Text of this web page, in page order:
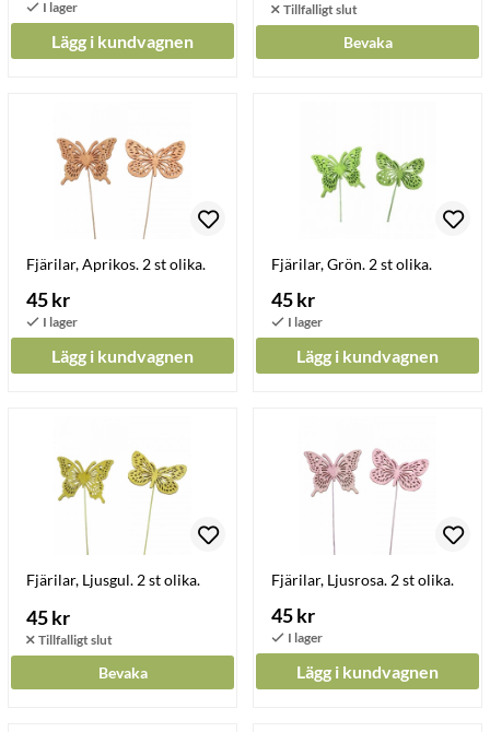
Lägg i kundvagnen Bevaka
Fjärilar, Aprikos. 2 st olika.
45 kr
Lägg i kundvagnen
Fjärilar, Grön. 2 st olika.
45 kr
Lägg i kundvagnen
Fjärilar, Ljusgul. 2 st olika.
45 kr
Bevaka
Fjärilar, Ljusrosa. 2 st olika.
45 kr
Lägg i kundvagnen